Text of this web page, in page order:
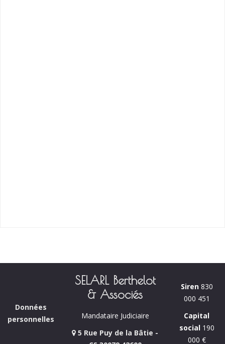
Données
personnelles
SELARL Berthelot
& Associés
Mandataire Judiciaire
5 Rue Puy de la Bâtie -
Siren830
000 451
Capital
social190
000 €